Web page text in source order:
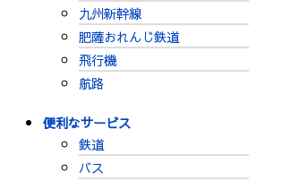
九州新幹線
肥薩おれんじ鉄道
飛行機
航路
便利なサービス
鉄道
バス